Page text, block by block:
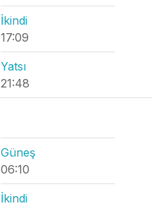
İkindi
17:09
Yatsı
21:48
Güneş
06:10
İkindi